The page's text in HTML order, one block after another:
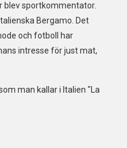
sportkommentator.
Bergamo. Det
och fotboll har
intresse för just mat,
man kallar i Italien "La